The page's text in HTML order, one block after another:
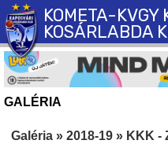
KOMETA-KVGY
KOSÁRLABDA
GALÉRIA
Galéria » 2018-19 » KKK -